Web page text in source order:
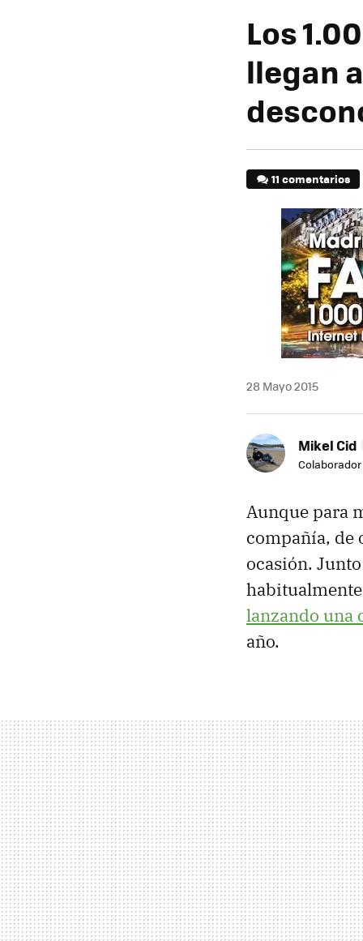
Los
llegan
11 comentarios
28 Mayo 2015
Mikel Cid
Colaborador
Aunque para
compañía, de
ocasión.
habitualmente
lanzando una
año.